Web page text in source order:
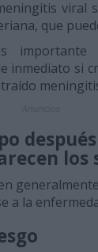
viral
que
inmediato si
los
a la